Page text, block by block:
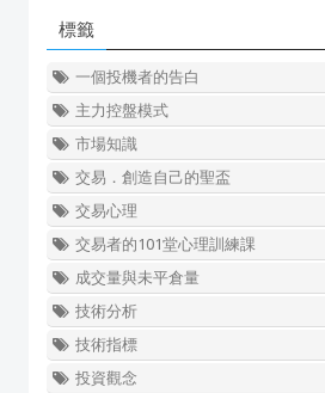
標籤
一個投機者的告白
主力控盤模式
市場知識
交易．創造自己的聖盃
交易心理
交易者的101堂心理訓練課
成交量與未平倉量
技術分析
技術指標
投資觀念